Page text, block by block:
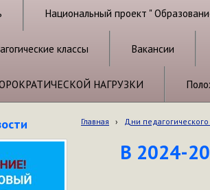
Национальный проект "
классы Вакансии
НАГРУЗКИ
Главная › Дни педагогического
В 2024-